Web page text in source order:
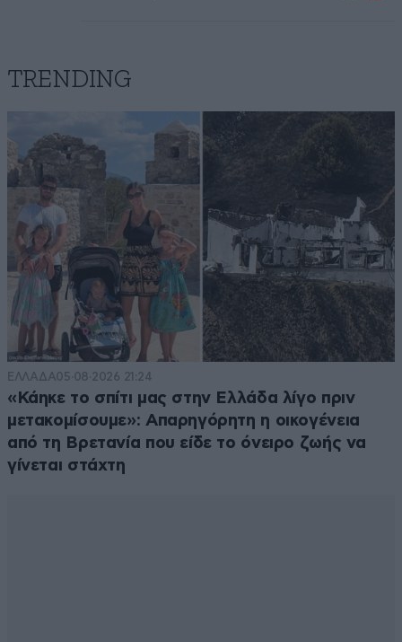
TRENDING
ΕΛΛΑΔΑ05·08·2026 21:24
«Κάηκε το σπίτι μας στην Ελλάδα λίγο πριν
μετακομίσουμε»: Απαρηγόρητη η οικογένεια
από τη Βρετανία που είδε το όνειρο ζωής να
γίνεται στάχτη